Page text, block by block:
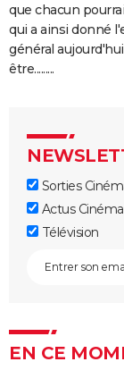
Morbius : y a-
film ?
Spider-Man
générique ?
The Suicide
annonce,
Kingsman 3 :
film
Avengers 6 :
Sonic 2 :
sur le film
que chacun
qui a ainsi donné
général
être.........
Sorties
Actus Cinéma
Télévision
EN CE